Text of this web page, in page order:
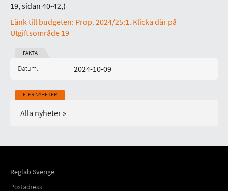
19, sidan 40-42,)
Länk till budgeten: Prop. 2024/25:1. Klicka där på
Utgiftsområde 19
FAKTA
Datum: 2024-10-09
FLER NYHETER
Alla nyheter »
Reglab Sverige
Postadress